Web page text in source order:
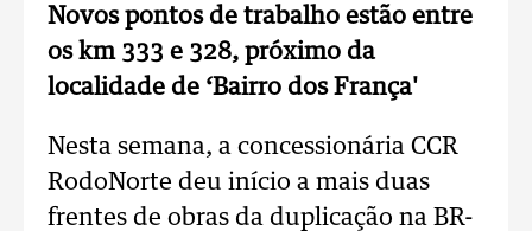
Novos pontos de trabalho estão entre
os km 333 e 328, próximo da
localidade de ‘Bairro dos França'
Nesta semana, a concessionária CCR
RodoNorte deu início a mais duas
frentes de obras da duplicação na BR-